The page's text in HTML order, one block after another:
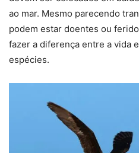
ao mar. Mesmo parecendo
podem estar doentes ou
fazer a diferença entre a vida
espécies.